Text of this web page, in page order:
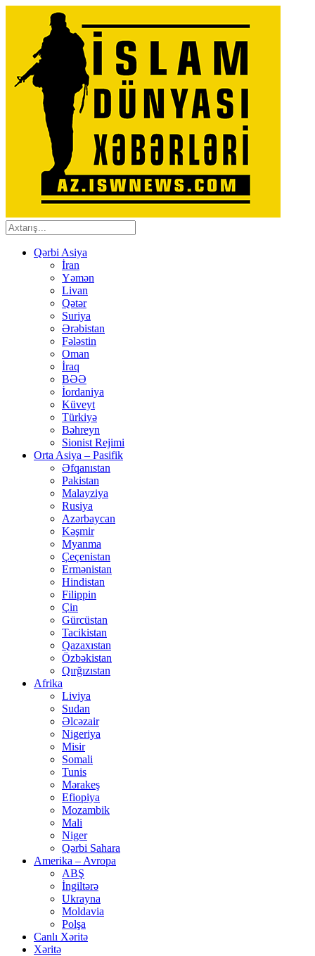
Qərbi Asiya
İran
Yəmən
Livan
Qətər
Suriya
Ərəbistan
Fələstin
Oman
İraq
BƏƏ
İordaniya
Küveyt
Türkiyə
Bəhreyn
Sionist Rejimi
Orta Asiya – Pasifik
Əfqanıstan
Pakistan
Malayziya
Rusiya
Azərbaycan
Kəşmir
Myanma
Çeçenistan
Ermənistan
Hindistan
Filippin
Çin
Gürcüstan
Tacikistan
Qazaxıstan
Özbəkistan
Qırğızıstan
Afrika
Liviya
Sudan
Əlcəzair
Nigeriya
Misir
Somali
Tunis
Mərakeş
Efiopiya
Mozambik
Mali
Niger
Qərbi Sahara
Amerika – Avropa
ABŞ
İngiltərə
Ukrayna
Moldavia
Polşa
Canlı Xəritə
Xəritə